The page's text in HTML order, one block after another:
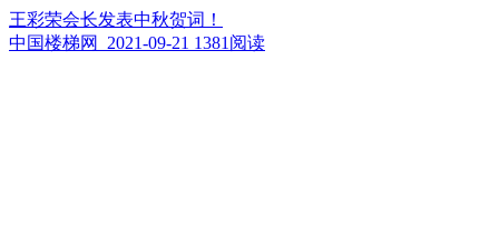
王彩荣会长发表中秋贺词！
中国楼梯网 2021-09-21 1381阅读